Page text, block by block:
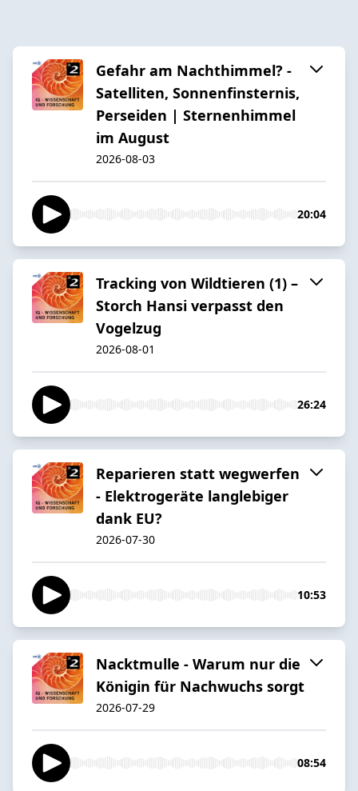
Gefahr am Nachthimmel? -
Satelliten, Sonnenfinsternis,
Perseiden | Sternenhimmel
im August
2026-08-03
20:04
Tracking von Wildtieren (1) –
Storch Hansi verpasst den
Vogelzug
2026-08-01
26:24
Reparieren statt wegwerfen
- Elektrogeräte langlebiger
dank EU?
2026-07-30
10:53
Nacktmulle - Warum nur die
Königin für Nachwuchs sorgt
2026-07-29
08:54